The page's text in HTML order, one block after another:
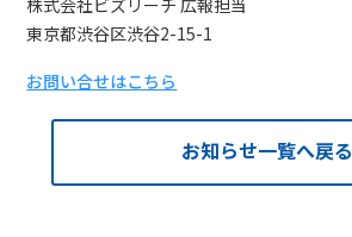
株式会社ビズリーチ 広報担当
東京都渋谷区渋谷2-15-1
お問い合せはこちら
お知らせ一覧へ戻る